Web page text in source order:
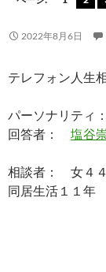
2022年8月6日
テレフォン人
パーソナリティ
回答者： 塩谷
相談者： 女４
同居生活１１年